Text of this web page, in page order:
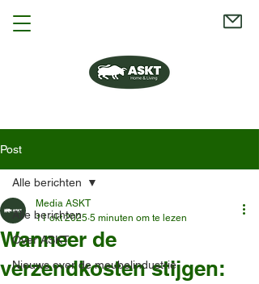
Post
Alle berichten
Over ASKT
Nieuws over de meubelindustrie
Alle berichten
Wanneer de
verzendkosten stijgen:
Media ASKT
11 okt 2025 5 minuten om te lezen